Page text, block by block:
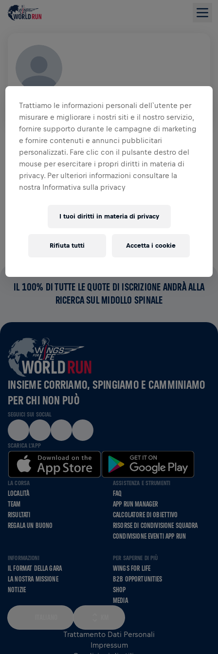
GER
PANORAMICA SULLA RACCOLTA FONDI
0,00 USD RACCOLTO DI 0,00 USD OBIETTIVO
RACCOLTA FONDI
donazione viene devoluto alla ricerca sul midollo
IL 100% DI TUTTE LE QUOTE DI ISCRIZIONE ANDRÀ ALLA
RICERCA SUL MIDOLLO SPINALE
INSIEME CORRIAMO, SPINGIAMO E CAMMINIAMO
PER CHI NON PUÒ
SEGUICI SUI SOCIAL
SCARICA L'APP
LA CORSA
LOCALITÀ
TEAM
RISULTATI
REGALA UN BUONO
ASSISTENZA E STRUMENTI
FAQ
APP RUN MANAGER
CALCOLATORE DI OBIETTIVO
RISORSE DI CONDIVISIONE SQUADRA
CONDIVISIONE EVENTI APP RUN
INFORMAZIONI
IL FORMAT DELLA GARA
LA NOSTRA MISSIONE
NOTIZIE
PER SAPERNE DI PIÙ
WINGS FOR LIFE
B2B OPPORTUNITIES
SHOP
MEDIA
Trattamento Dati Personali
Impressum
Trattiamo le informazioni personali dell`utente per
misurare e migliorare i nostri siti e il nostro servizio,
fornire supporto durante le campagne di marketing
e fornire contenuti e annunci pubblicitari
personalizzati. Fare clic con il pulsante destro del
mouse per esercitare i propri diritti in materia di
privacy. Per ulteriori informazioni consultare la
nostra Informativa sulla privacy
I tuoi diritti in materia di privacy
Rifiuta tutti Accetta i cookie